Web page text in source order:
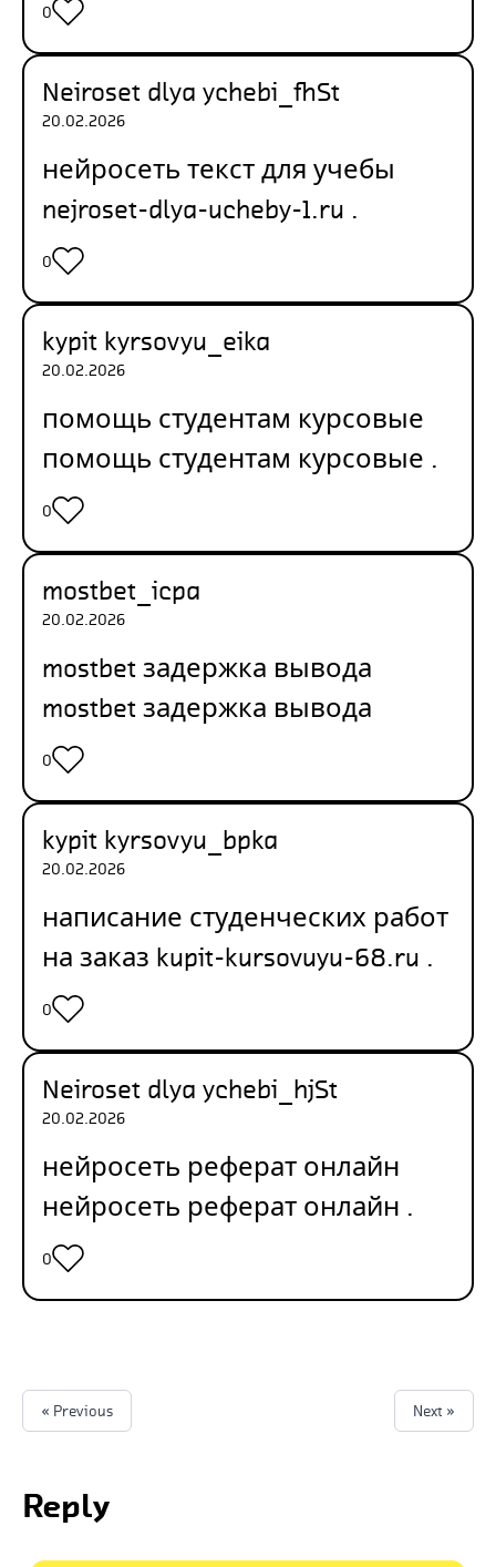
0
Neiroset dlya ychebi_fhSt
20.02.2026
нейросеть текст для учебы
nejroset-dlya-ucheby-1.ru .
0
kypit kyrsovyu_eika
20.02.2026
помощь студентам курсовые
помощь студентам курсовые .
0
mostbet_icpa
20.02.2026
mostbet задержка вывода
mostbet задержка вывода
0
kypit kyrsovyu_bpka
20.02.2026
написание студенческих работ
на заказ kupit-kursovuyu-68.ru .
0
Neiroset dlya ychebi_hjSt
20.02.2026
нейросеть реферат онлайн
нейросеть реферат онлайн .
0
« Previous Next »
Reply